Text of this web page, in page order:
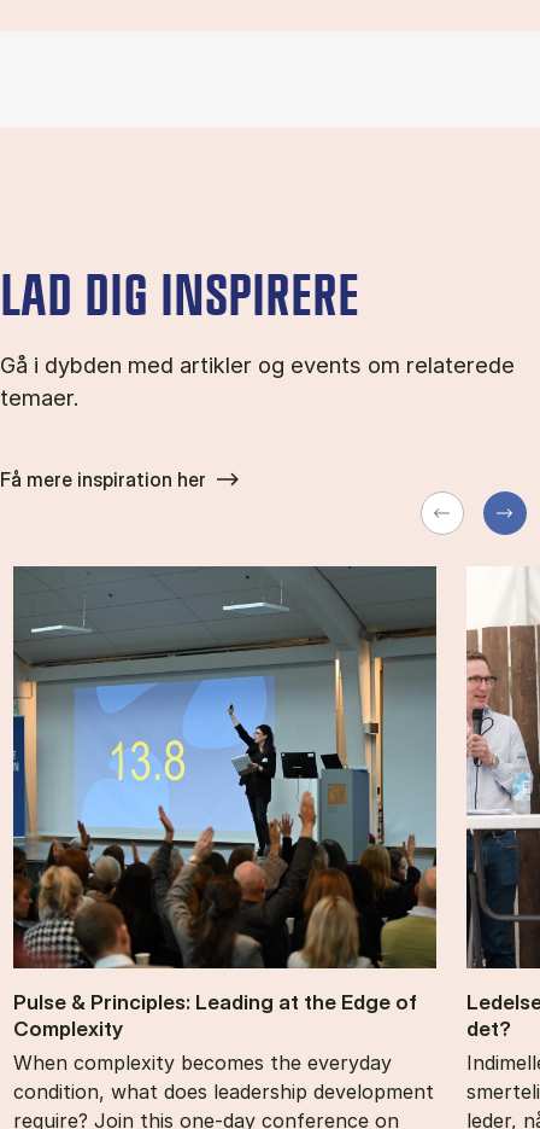
LAD DIG INSPIRERE
Gå i dybden med artikler og events om relaterede
temaer.
Få mere inspiration her
Pul­se & Prin­cip­les: Le­a­ding at the Edge of
Com­ple­xi­ty
When complexity becomes the everyday
condition, what does leadership development
require? Join this one-day conference on
det?
leder,